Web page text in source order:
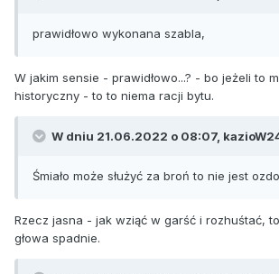
prawidłowo wykonana szabla,
W jakim sensie - prawidłowo...? - bo jeżeli to
historyczny - to to niema racji bytu.
W dniu 21.06.2022 o 08:07,
Śmiało może służyć za broń to nie jest
Rzecz jasna - jak wziąć w garść i rozhuśtać,
głowa spadnie.